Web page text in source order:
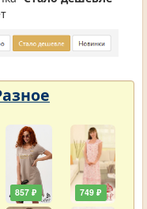
857 ₽ 749 ₽